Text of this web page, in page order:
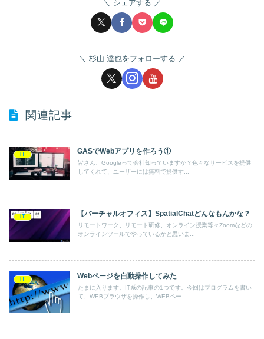
シェアする
杉山 達也をフォローする
関連記事
IT GASでWebアプリを作ろう①
皆さん、Googleって会社知っていますか？色々なサービスを提供
してくれて、ユーザーには無料で提供す...
IT 【バーチャルオフィス】SpatialChatどんなもんかな？
リモートワーク、リモート研修、オンライン授業等々Zoomなどの
オンラインツールでやっているかと思いま...
IT Webページを自動操作してみた
たまに入ります。IT系の記事の1つです。今回はプログラムを書い
て、WEBブラウザを操作し、WEBペー...